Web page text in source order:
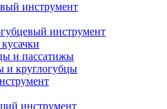
инструмент
инструмент
и пассатижы
и круглогубцы
инструмент